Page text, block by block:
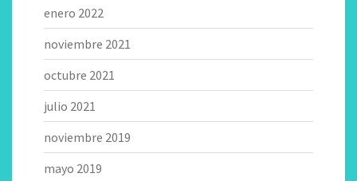
enero 2022
noviembre 2021
octubre 2021
julio 2021
noviembre 2019
mayo 2019